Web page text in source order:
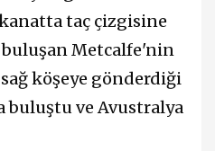
taç çizgisine
Metcalfe'nin
köşeye gönderdiği
buluştu ve Avustralya